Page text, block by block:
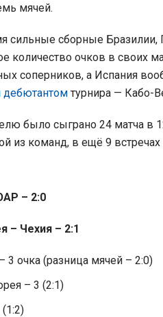
мячей.
сильные сборные Бразилии,
количество очков в своих
соперников, а Испания
турнира — Кабо-
было сыграно 24 матча в
из команд, в ещё 9
– 2:0
– Чехия – 2:1
3 очка (разница мячей – 2:0)
– 3 (2:1)